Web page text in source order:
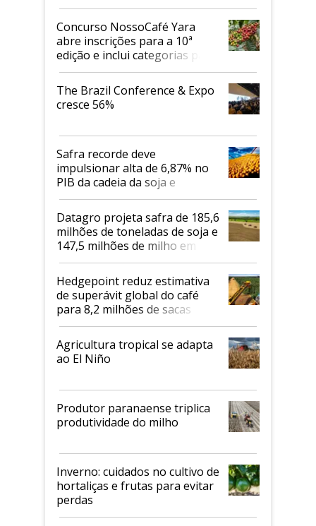
Concurso NossoCafé Yara
abre inscrições para a 10ª
edição e inclui categorias para
cafés Canephora
The Brazil Conference & Expo
cresce 56%
Safra recorde deve
impulsionar alta de 6,87% no
PIB da cadeia da soja e
biodiesel em 2026
Datagro projeta safra de 185,6
milhões de toneladas de soja e
147,5 milhões de milho em
2026/27
Hedgepoint reduz estimativa
de superávit global do café
para 8,2 milhões de sacas
Agricultura tropical se adapta
ao El Niño
Produtor paranaense triplica
produtividade do milho
Inverno: cuidados no cultivo de
hortaliças e frutas para evitar
perdas